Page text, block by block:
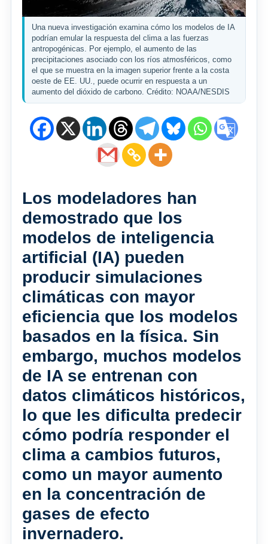
Una nueva investigación examina cómo los modelos de IA
podrían emular la respuesta del clima a las fuerzas
antropogénicas. Por ejemplo, el aumento de las
precipitaciones asociado con los ríos atmosféricos, como
el que se muestra en la imagen superior frente a la costa
oeste de EE. UU., puede ocurrir en respuesta a un
aumento del dióxido de carbono. Crédito: NOAA/NESDIS
Los modeladores han
demostrado que los
modelos de inteligencia
artificial (IA) pueden
producir simulaciones
climáticas con mayor
eficiencia que los modelos
basados ​​en la física. Sin
embargo, muchos modelos
de IA se entrenan con
datos climáticos históricos,
lo que les dificulta predecir
cómo podría responder el
clima a cambios futuros,
como un mayor aumento
en la concentración de
gases de efecto
invernadero.